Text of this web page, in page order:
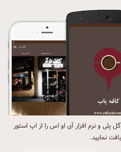
پلی و نرم افزار آی او اس را از اپ استور
نمایید.